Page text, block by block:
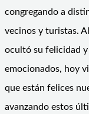
congregando a
vecinos y turistas.
ocultó su felicidad y
emocionados, hoy
que están felices
avanzando estos